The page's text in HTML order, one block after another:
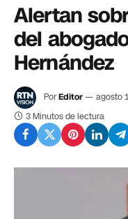
Alertan
del
Hernández
PorEditor agosto
3 Minutos de lectura